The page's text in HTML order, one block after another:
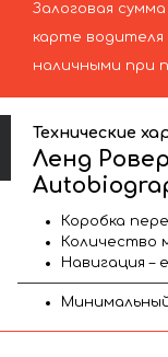
Залоговая
карте
наличными при
Технические
Ленд
Коробка
Количество
Навигация –